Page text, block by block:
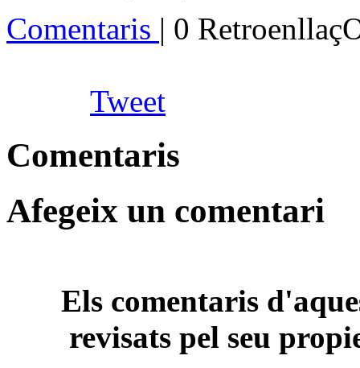
Comentaris | 0
Tweet
Comentaris
Afegeix un comentari
Els comentaris
revisats pel seu